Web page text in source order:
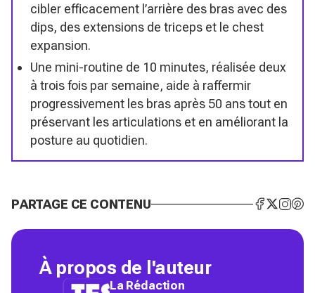
cibler efficacement l’arrière des bras avec des
dips, des extensions de triceps et le chest
expansion.
Une mini-routine de 10 minutes, réalisée deux
à trois fois par semaine, aide à raffermir
progressivement les bras après 50 ans tout en
préservant les articulations et en améliorant la
posture au quotidien.
PARTAGE CE CONTENU
À propos de l'auteur
La Rédaction